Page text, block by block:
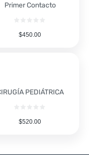
Primer Contacto
$450.00
PEDIÁTRICA
$520.00